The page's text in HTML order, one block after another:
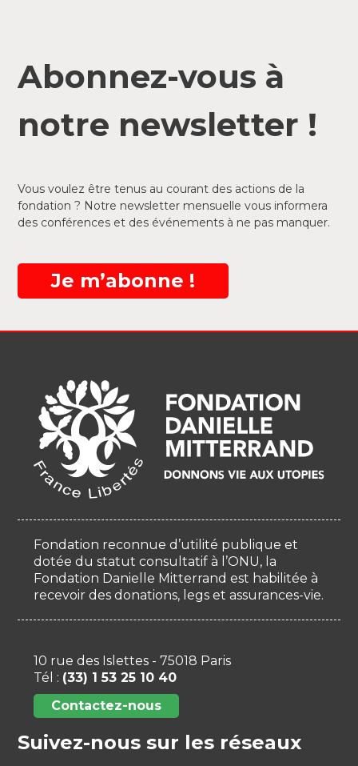
Abonnez-vous à
notre newsletter !
Vous voulez être tenus au courant des actions de la
fondation ? Notre newsletter mensuelle vous informera
des conférences et des événements à ne pas manquer.
Je m’abonne !
Fondation reconnue d’utilité publique et
dotée du statut consultatif à l’ONU, la
Fondation Danielle Mitterrand est habilitée à
recevoir des donations, legs et assurances-vie.
10 rue des Islettes - 75018 Paris
Tél : (33) 1 53 25 10 40
Contactez-nous
Suivez-nous sur les réseaux